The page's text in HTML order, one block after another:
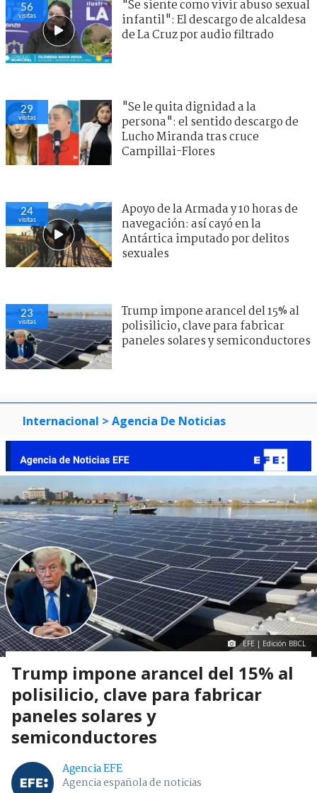
56
visitas
"Se siente como vivir abuso sexual
infantil": El descargo de alcaldesa
de La Cruz por audio filtrado
29
visitas
"Se le quita dignidad a la
persona": el sentido descargo de
Lucho Miranda tras cruce
Campillai-Flores
24
visitas
Apoyo de la Armada y 10 horas de
navegación: así cayó en la
Antártica imputado por delitos
sexuales
23
visitas
Trump impone arancel del 15% al
polisilicio, clave para fabricar
paneles solares y semiconductores
Internacional > Agencia De Noticias
EFE | Edición BBCL
Trump impone arancel del 15% al
polisilicio, clave para fabricar
paneles solares y
semiconductores
Agencia EFE
Agencia española de noticias